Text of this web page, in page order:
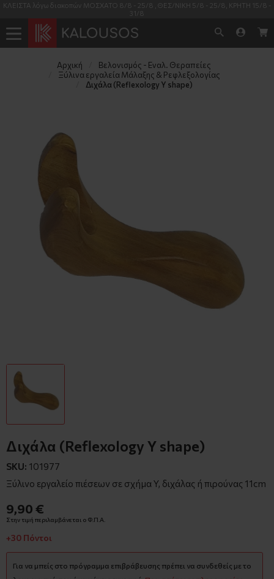
ΚΛΕΙΣΤΑ λόγω διακοπών ΜΟΣΧΑΤΟ 8/8 - 25/8 , ΘΕΣ/ΝΙΚΗ 5/8 - 25/8, ΚΡΗΤΗ 15/8 -
31/8
Αρχική
Βελονισμός - Εναλ. Θεραπείες
Ξύλινα εργαλεία Μάλαξης & Ρεφλεξολογίας
Διχάλα (Reflexology Y shape)
Διχάλα (Reflexology Y shape)
SKU: 101977
Ξύλινο εργαλείο πιέσεων σε σχήμα Y, διχάλας ή πιρούνας 11cm
9,90 €
Στην τιμή περιλαμβάνεται ο Φ.Π.Α.
+30 Πόντοι
Για να μπείς στο πρόγραμμα επιβράβευσης πρέπει να συνδεθείς με το